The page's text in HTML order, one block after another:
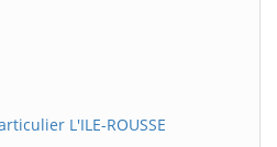
L'ILE-ROUSSE